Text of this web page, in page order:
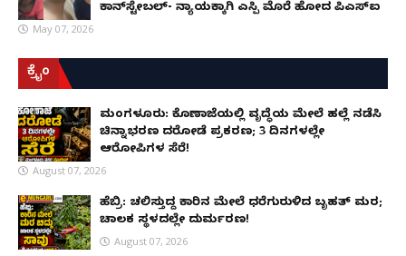
ಕಾನ್‌ಸ್ಟೇಬಲ್- ನ್ಯಾಯಕ್ಕಾಗಿ ಎಸ್ಪಿ ಮೊರೆ ಹೋದ ಪಿಎಸ್ಐ
May 07, 2026
ಕ್ರೈಂ
ಮಂಗಳೂರು: ಕೊಣಾಜೆಯಲ್ಲಿ ವೃದ್ಧೆಯ ಮೇಲೆ ಹಲ್ಲೆ ನಡೆಸಿ
ಚಿನ್ನಾಭರಣ ದರೋಡೆ ಪ್ರಕರಣ; 3 ದಿನಗಳಲ್ಲೇ
ಆರೋಪಿಗಳ ಸೆರೆ!
August 07, 2026
ಹೆಬ್ರಿ: ಚಲಿಸುತ್ತಿದ್ದ ಕಾರಿನ ಮೇಲೆ ಧರೆಗುರುಳಿದ ಬೃಹತ್ ಮರ;
ಚಾಲಕ ಸ್ಥಳದಲ್ಲೇ ದುರ್ಮರಣ!
August 07, 2026